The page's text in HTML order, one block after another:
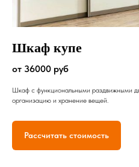
Шкаф купе
от 36000 руб
Шкаф с функциональными раздвижными
организацию и хранение вещей.
Рассчитать стоимость